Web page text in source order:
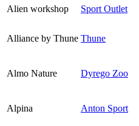
Alien workshop
Sport Outlet
Alliance by Thune Thune
Almo Nature Dyrego Zoo
Alpina Anton Sport